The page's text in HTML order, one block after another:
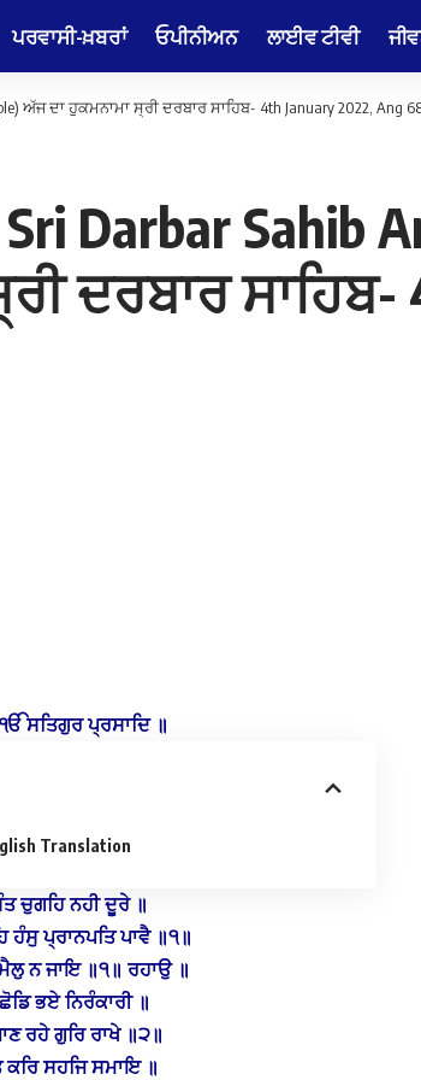
ਪਰਵਾਸੀ-ਖ਼ਬਰਾਂ ਓਪੀਨੀਅਨ ਲਾਈਵ ਟੀਵੀ
ਅੱਜ ਦਾ ਹੁਕਮਨਾਮਾ ਸ੍ਰੀ ਦਰਬਾਰ ਸਾਹਿਬ- 4th January 2022, Ang
Darbar Sahib
ਦਰਬਾਰ ਸਾਹਿਬ-
ਸਤਿਗੁਰ ਪ੍ਰਸਾਦਿ ॥
Translation
ਚੁਗਹਿ ਨਹੀ ਦੂਰੇ ॥
ਹੰਸੁ ਪ੍ਰਾਨਪਤਿ ਪਾਵੈ ॥੧॥
ਨ ਜਾਇ ॥੧॥ ਰਹਾਉ ॥
ਭਏ ਨਿਰੰਕਾਰੀ ॥
ਰਹੇ ਗੁਰਿ ਰਾਖੇ ॥੨॥
ਸਹਜਿ ਸਮਾਇ ॥